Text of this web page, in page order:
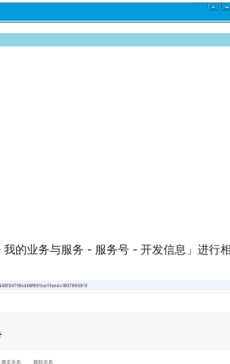
的业务与服务 - 服务号 - 开发信息」进行